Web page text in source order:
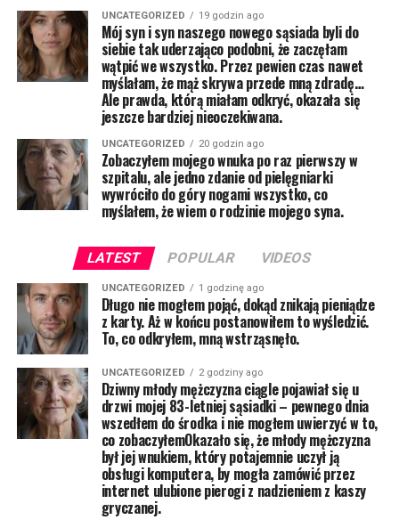
UNCATEGORIZED 19 godzin ago
Mój syn i syn naszego nowego sąsiada byli do
siebie tak uderzająco podobni, że zaczęłam
wątpić we wszystko. Przez pewien czas nawet
myślałam, że mąż skrywa przede mną zdradę…
Ale prawda, którą miałam odkryć, okazała się
jeszcze bardziej nieoczekiwana.
UNCATEGORIZED 20 godzin ago
Zobaczyłem mojego wnuka po raz pierwszy w
szpitalu, ale jedno zdanie od pielęgniarki
wywróciło do góry nogami wszystko, co
myślałem, że wiem o rodzinie mojego syna.
LATEST POPULAR VIDEOS
UNCATEGORIZED 1 godzinę ago
Długo nie mogłem pojąć, dokąd znikają pieniądze
z karty. Aż w końcu postanowiłem to wyśledzić.
To, co odkryłem, mną wstrząsnęło.
UNCATEGORIZED 2 godziny ago
Dziwny młody mężczyzna ciągle pojawiał się u
drzwi mojej 83-letniej sąsiadki – pewnego dnia
wszedłem do środka i nie mogłem uwierzyć w to,
co zobaczyłemOkazało się, że młody mężczyzna
był jej wnukiem, który potajemnie uczył ją
obsługi komputera, by mogła zamówić przez
internet ulubione pierogi z nadzieniem z kaszy
gryczanej.